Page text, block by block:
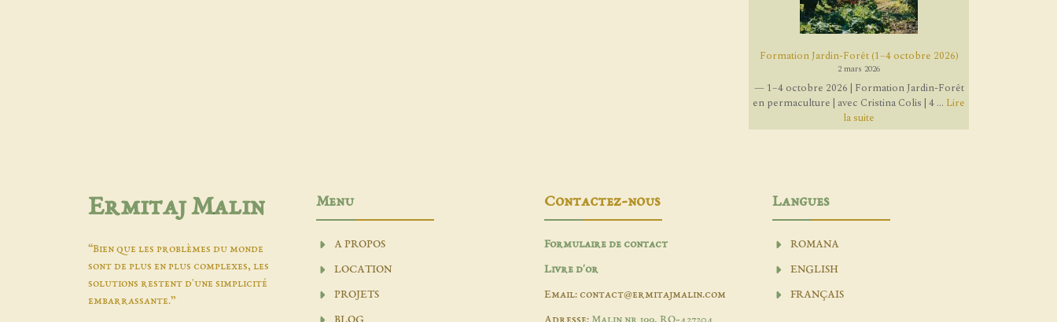
Formation Jardin-Forêt (1–4 octobre 2026)
2 mars 2026
— 1–4 octobre 2026 | Formation Jardin-Forêt
en permaculture | avec Cristina Colis | 4 ... Lire
la suite
Ermitaj Malin
“Bien que les problèmes du monde
sont de plus en plus complexes, les
solutions restent d'une simplicité
embarrassante.”
Menu
A PROPOS
LOCATION
PROJETS
BLOG
Contactez-nous
Formulaire de contact
Livre d'or
Email: contact@ermitajmalin.com
Adresse: Malin nr 199, RO-427204
Langues
ROMANA
ENGLISH
FRANÇAIS